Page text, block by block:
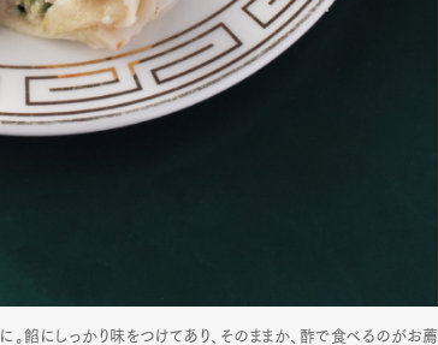
にしっかり味をつけてあり、そのままか、酢で食べるのがお薦